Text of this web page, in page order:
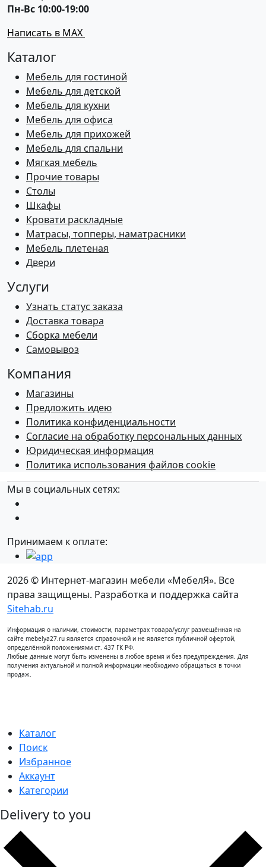
Пн-Вс 10:00-19:00
Написать в MAX
Каталог
Мебель для гостиной
Мебель для детской
Мебель для кухни
Мебель для офиса
Мебель для прихожей
Мебель для спальни
Мягкая мебель
Прочие товары
Столы
Шкафы
Кровати раскладные
Матрасы, топперы, наматрасники
Мебель плетеная
Двери
Услуги
Узнать статус заказа
Доставка товара
Сборка мебели
Самовывоз
Компания
Магазины
Предложить идею
Политика конфиденциальности
Согласие на обработку персональных данных
Юридическая информация
Политика использования файлов cookie
Мы в социальных сетях:
Принимаем к оплате:
2026 © Интернет-магазин мебели «МебелЯ». Все
права защищены. Разработка и поддержка сайта
Sitehab.ru
Информация о наличии, стоимости, параметрах товара/услуг размещённая на
сайте mebelya27.ru является справочной и не является публичной офертой,
определённой положениями ст. 437 ГК РФ.
Любые данные могут быть изменены в любое время и без предупреждения. Для
получения актуальной и полной информации необходимо обращаться в точки
продаж.
Каталог
Поиск
Избранное
Аккаунт
Категории
Delivery to you